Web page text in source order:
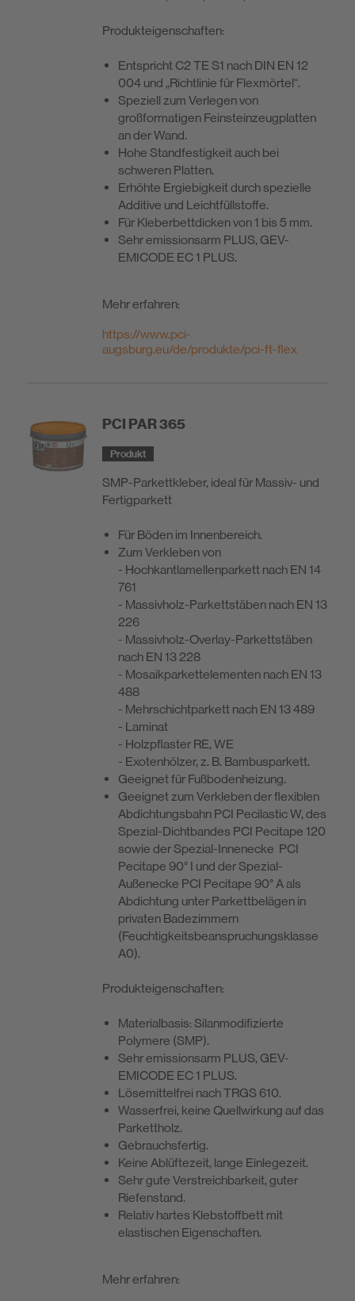
Produkt­eigenschaften:
Entspricht C2 TE S1 nach DIN EN 12
004 und „Richtlinie für Flexmörtel“.
Speziell zum Verlegen von
großformatigen Feinsteinzeugplatten
an der Wand.
Hohe Standfestigkeit auch bei
schweren Platten.
Erhöhte Ergiebigkeit durch spezielle
Additive und Leichtfüllstoffe.
Für Kleberbettdicken von 1 bis 5 mm.
Sehr emissionsarm PLUS, GEV-
EMICODE EC 1 PLUS.
Mehr erfahren:
https://www.pci-
augsburg.eu/de/produkte/pci-ft-flex
PCI PAR 365
Produkt
SMP-Parkettkleber, ideal für Massiv- und
Fertigparkett
Für Böden im Innenbereich.
Zum Verkleben von
- Hochkantlamellenparkett nach EN 14
761
- Massivholz-Parkettstäben nach EN 13
226
- Massivholz-Overlay-Parkettstäben
nach EN 13 228
- Mosaikparkettelementen nach EN 13
488
- Mehrschichtparkett nach EN 13 489
- Laminat
- Holzpflaster RE, WE
- Exotenhölzer, z. B. Bambusparkett.
Geeignet für Fußbodenheizung.
Geeignet zum Verkleben der flexiblen
Abdichtungsbahn PCI Pecilastic W, des
Spezial-Dichtbandes PCI Pecitape 120
sowie der Spezial-Innenecke PCI
Pecitape 90° I und der Spezial-
Außenecke PCI Pecitape 90° A als
Abdichtung unter Parkettbelägen in
privaten Badezimmern
(Feuchtigkeitsbeanspruchungsklasse
A0).
Produkt­eigenschaften:
Materialbasis: Silanmodifizierte
Polymere (SMP).
Sehr emissionsarm PLUS, GEV-
EMICODE EC 1 PLUS.
Lösemittelfrei nach TRGS 610.
Wasserfrei, keine Quellwirkung auf das
Parkettholz.
Gebrauchsfertig.
Keine Ablüftezeit, lange Einlegezeit.
Sehr gute Verstreichbarkeit, guter
Riefenstand.
Relativ hartes Klebstoffbett mit
elastischen Eigenschaften.
Mehr erfahren: